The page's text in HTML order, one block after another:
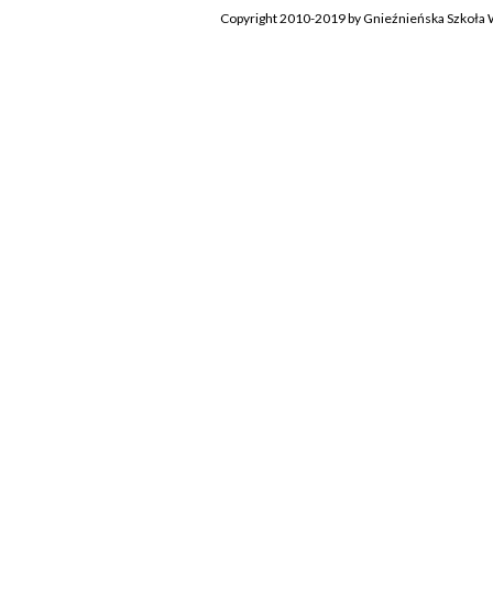
Copyright 2010-2019 by Gnieźnieńska